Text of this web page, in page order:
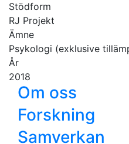
Stödform
RJ Projekt
Ämne
Psykologi (exklusive
År
2018
Om oss
Forskning
Samverkan